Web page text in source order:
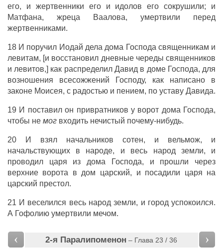
его, и жертвенники его и идолов его сокрушили; и
Матфана, жреца Ваалова, умертвили перед
жертвенниками.
18 И поручил Иодай дела дома Господа священникам и
левитам, [и восстановил дневные череды священников
и левитов,] как распределил Давид в доме Господа, для
возношения всесожжений Господу, как написано в
законе Моисея, с радостью и пением, по уставу Давида.
19 И поставил он привратников у ворот дома Господа,
чтобы не могвходить нечистый почему-нибудь.
20 И взял начальников сотен, и вельмож, и
начальствующих в народе, и весь народ земли, и
проводил царя из дома Господа, и прошли через
верхние ворота в дом царский, и посадили царя на
царский престол.
21 И веселился весь народ земли, и город успокоился.
А Гофолию умертвили мечом.
‹ 2-я Паралипоменон – Глава 23 / 36 ›